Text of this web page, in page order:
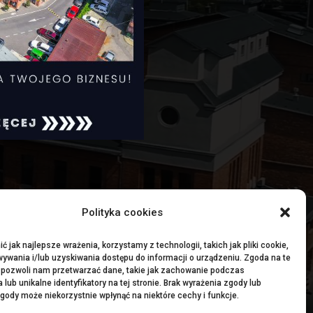
Polityka cookies
jak najlepsze wrażenia, korzystamy z technologii, takich jak pliki cookie,
i/lub uzyskiwania dostępu do informacji o urządzeniu. Zgoda na te
nam przetwarzać dane, takie jak zachowanie podczas
lub unikalne identyfikatory na tej stronie. Brak wyrażenia zgody lub
może niekorzystnie wpłynąć na niektóre cechy i funkcje.